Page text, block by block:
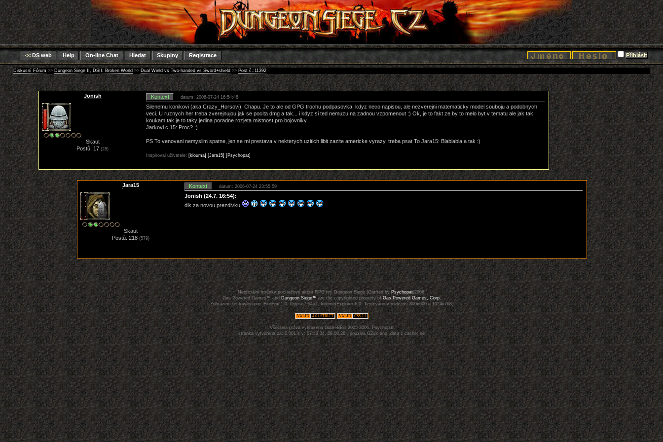
<<DS web Help On-line Chat Hledat Skupiny Registrace
Diskusní Fórum >> Dungeon Siege II, DSII: Broken World >> Dual Wield vs Two-handed vs Sword+shield >> Post č.:11392
Jonish
Skaut
Postů: 17(28)
Kontext datum: 2006-07-24 16:54:48
Silenemu konikovi (aka Crazy_Horsovi): Chapu. Je to ale od GPG trochu podpasovka, kdyz neco napisou, ale nezverejni matematicky model souboju a podobnych
veci. U ruznych her treba zverejnujou jak se pocita dmg a tak... i kdyz si ted nemuzu na zadnou vzpomenout :) Ok, je to fakt ze by to melo byt v tematu ale jak tak
koukam tak je to taky jedina poradne rozjeta mistnost pro bojovniky.
Jarkovi c.15: Proc? :)
PS To venovani nemyslim spatne, jen se mi prestava v nekterych uzitich libit zazite americke vyrazy, treba psat To Jara15: Blablabla a tak :)
Inspiroval uživatele: [klouma] [Jara15] [Psychopat]
Jara15
Skaut
Postů: 218(579)
Kontext datum: 2006-07-24 23:55:59
Jonish (24.7. 16:54):
dik za novou prezdivku
Neoficiální stránky počítačové akční RPG hry Dungeon Siege (Crafted byPsychopat)2006.
Gas Powered Games™ and Dungeon Siege™ are the copyrighted property ofGas Powered Games, Corp.
Zobrazení testováno pro: FireFox 1.0, Opera 7.54u2, InternetExplorer 6.0; Testováno v rozlišení 800x600 a 1024x768;
VALID 4.01 STRICT VALID CSS 2.1
Všechna práva vyhrazena GameBB© 2005-2006, Psychopat
stranka vytvorena za: 0.001 s v: 07:43:34, 09.08.26 , pouziva GZip: ano ,data z cache: ne